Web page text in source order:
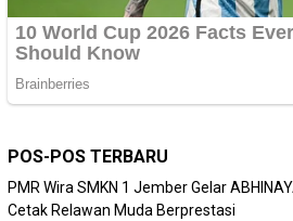
POS-POS TERBARU
PMR Wira SMKN 1 Jember Gelar
Cetak Relawan Muda Berprestasi